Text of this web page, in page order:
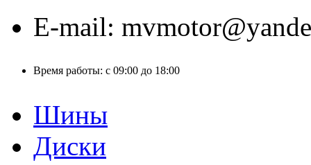
E-mail:
Время работы: с 09:00 до 18:00
Шины
Диски